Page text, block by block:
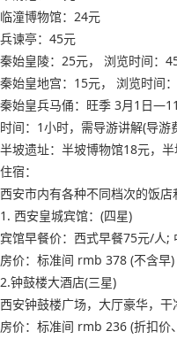
临潼博物馆：24元
兵谏亭：45元
秦始皇陵：25元， 浏览时间：
秦始皇地宫：15元， 浏览时间
秦始皇兵马俑：旺季 3月1日
时间：1小时，需导游讲解(导游
半坡遗址：半坡博物馆18元，
住宿：
西安市内有各种不同档次的饭
1. 西安皇城宾馆：(四星)
宾馆早餐价：西式早餐75元/人;
房价：标准间 rmb 378 (不含早)
2.钟鼓楼大酒店(三星)
西安钟鼓楼广场，大厅豪华，干
房价：标准间 rmb 236 (折扣